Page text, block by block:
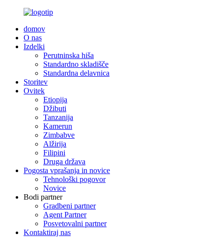
domov
O nas
Izdelki
Perutninska hiša
Standardno skladišče
Standardna delavnica
Storitev
Ovitek
Etiopija
Džibuti
Tanzanija
Kamerun
Zimbabve
Alžirija
Filipini
Druga država
Pogosta vprašanja in novice
Tehnološki pogovor
Novice
Bodi partner
Gradbeni partner
Agent Partner
Posvetovalni partner
Kontaktiraj nas